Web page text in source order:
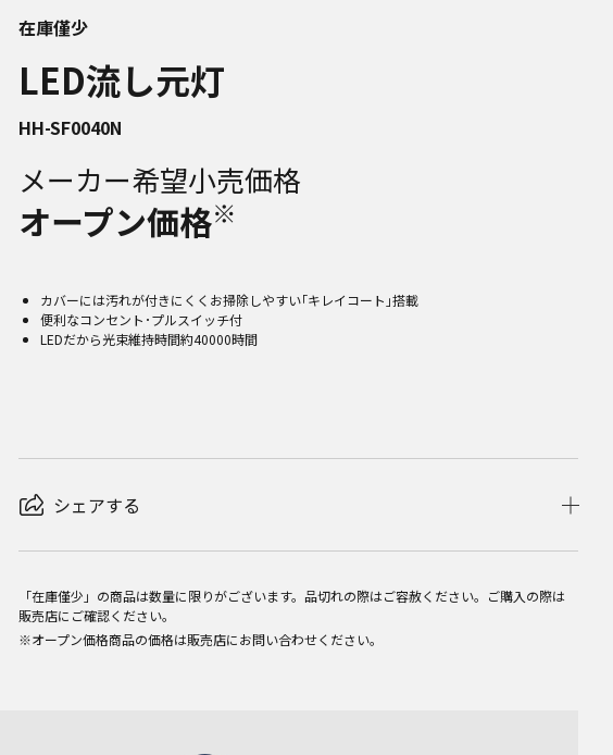
在庫僅少
LED流し元灯
HH-SF0040N
メーカー希望小売価格
オープン価格※
カバーには汚れが付きにくくお掃除しやすい｢キレイコート｣搭載
便利なコンセント･プルスイッチ付
LEDだから光束維持時間約40000時間
シェアする
「在庫僅少」の商品は数量に限りがございます。品切れの際はご容赦ください。ご購入の際は
販売店にご確認ください。
※オープン価格商品の価格は販売店にお問い合わせください。